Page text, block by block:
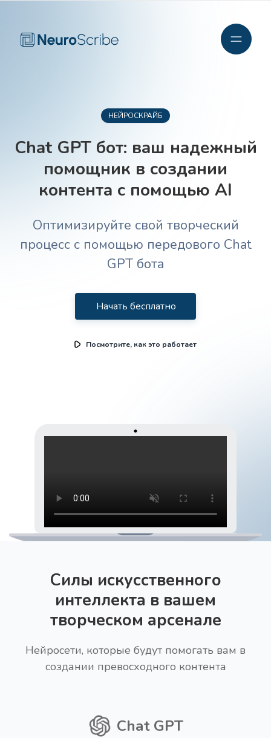
НЕЙРОСКРАЙБ
Chat GPT бот: ваш надежный
помощник в создании
контента с помощью AI
Оптимизируйте свой творческий
процесс с помощью передового Chat
GPT бота
Начать бесплатно
Посмотрите, как это работает
Силы искусственного
интеллекта в вашем
творческом арсенале
Нейросети, которые будут помогать вам в
создании превосходного контента
Chat GPT